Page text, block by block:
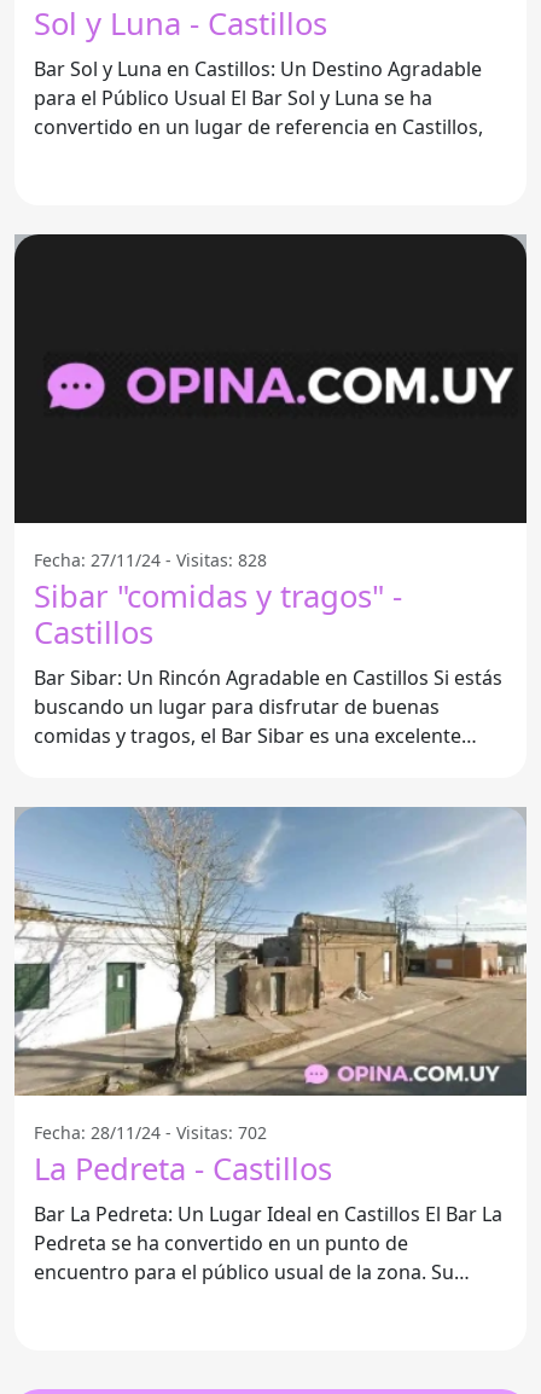
Sol y Luna - Castillos
Bar Sol y Luna en Castillos: Un Destino Agradable
para el Público Usual El Bar Sol y Luna se ha
convertido en un lugar de referencia en Castillos,
Fecha: 27/11/24 - Visitas: 828
Sibar "comidas y tragos" -
Castillos
Bar Sibar: Un Rincón Agradable en Castillos Si estás
buscando un lugar para disfrutar de buenas
comidas y tragos, el Bar Sibar es una excelente
Fecha: 28/11/24 - Visitas: 702
La Pedreta - Castillos
Bar La Pedreta: Un Lugar Ideal en Castillos El Bar La
Pedreta se ha convertido en un punto de
encuentro para el público usual de la zona. Su